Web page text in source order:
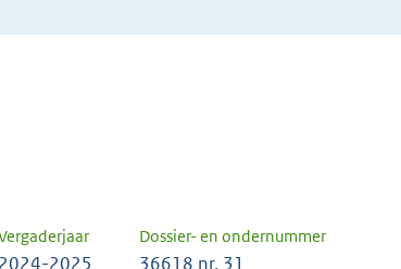
Dossier- en ondernummer
2024-2025 36618 nr. 31